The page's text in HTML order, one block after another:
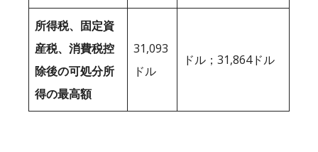
所得税、固定資
産税、消費税控
除後の可処分所
得の最高額
31,093
ドル
ドル；31,864ドル